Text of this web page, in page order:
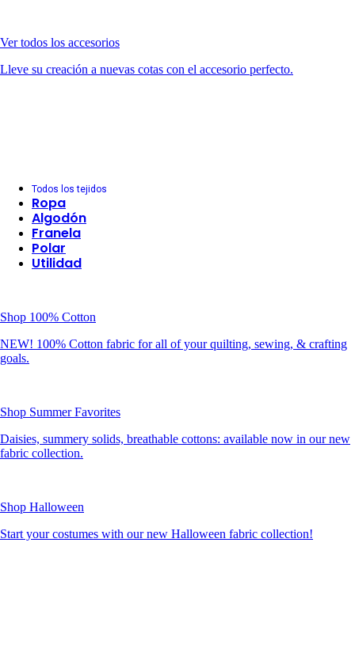
Ver todos los accesorios
Lleve su creación a nuevas cotas con el accesorio perfecto.
Todos los tejidos
Ropa
Algodón
Franela
Polar
Utilidad
Shop 100% Cotton
NEW! 100% Cotton fabric for all of your quilting, sewing, & crafting
goals.
Shop Summer Favorites
Daisies, summery solids, breathable cottons: available now in our new
fabric collection.
Shop Halloween
Start your costumes with our new Halloween fabric collection!